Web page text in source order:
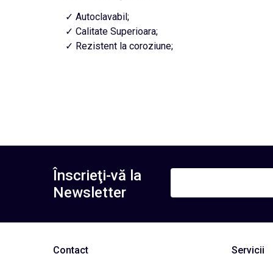
✓ Autoclavabil;
✓ Calitate Superioara;
✓ Rezistent la coroziune;
Înscrieţi-vă la
Newsletter
Contact Servicii